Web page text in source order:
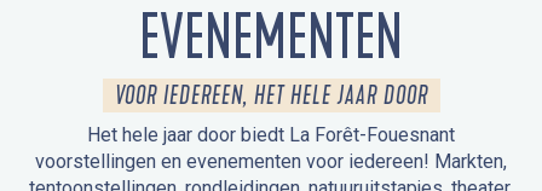
EVENEMENTEN
VOOR IEDEREEN, HET HELE JAAR DOOR
Het hele jaar door biedt La Forêt-Fouesnant
voorstellingen en evenementen voor iedereen! Markten,